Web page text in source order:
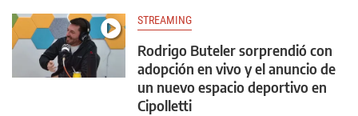
STREAMING
Rodrigo Buteler sorprendió con
adopción en vivo y el anuncio de
un nuevo espacio deportivo en
Cipolletti